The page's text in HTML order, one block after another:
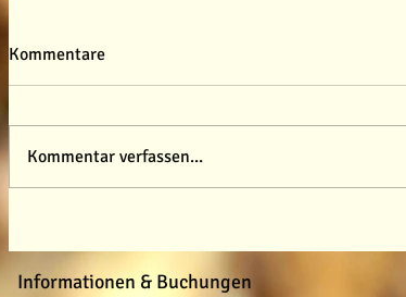
Kommentare
Kommentar verfassen...
Informationen & Buchungen